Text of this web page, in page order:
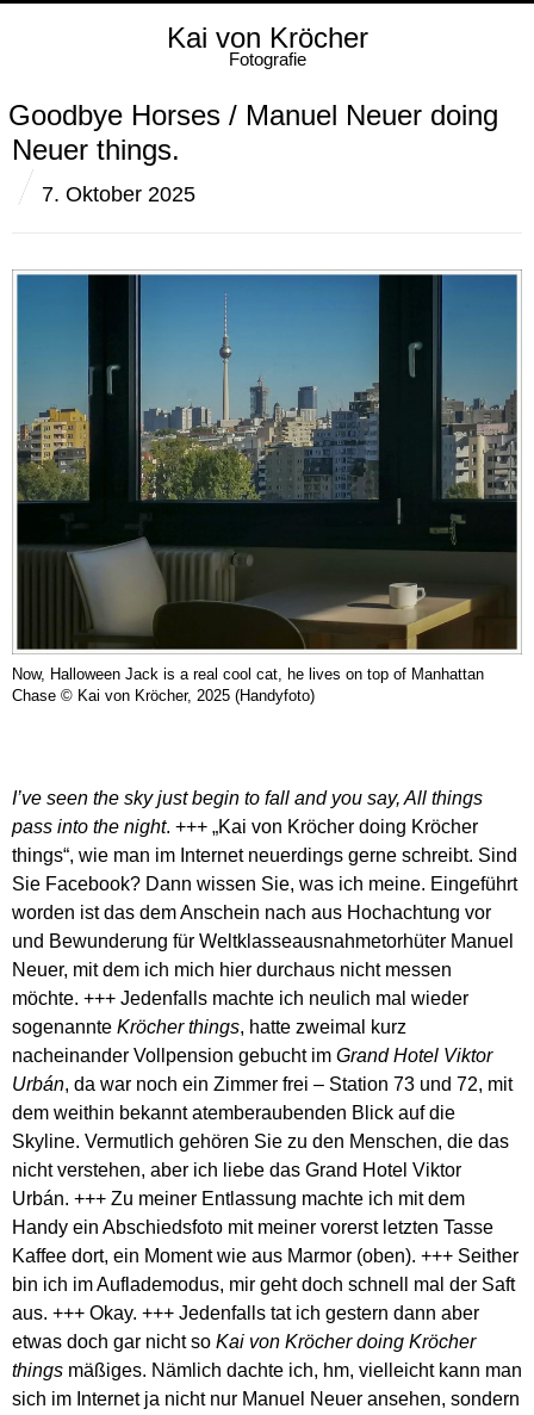
Kai von Kröcher
Fotografie
Goodbye Horses / Manuel Neuer doing
Neuer things.
7. Oktober 2025
Now, Halloween Jack is a real cool cat, he lives on top of Manhattan
Chase © Kai von Kröcher, 2025 (Handyfoto)
I’ve seen the sky just begin to fall and you say, All things
pass into the night. +++ „Kai von Kröcher doing Kröcher
things“, wie man im Internet neuerdings gerne schreibt. Sind
Sie Facebook? Dann wissen Sie, was ich meine. Eingeführt
worden ist das dem Anschein nach aus Hochachtung vor
und Bewunderung für Weltklasseausnahmetorhüter Manuel
Neuer, mit dem ich mich hier durchaus nicht messen
möchte. +++ Jedenfalls machte ich neulich mal wieder
sogenannte Kröcher things, hatte zweimal kurz
nacheinander Vollpension gebucht im Grand Hotel Viktor
Urbán, da war noch ein Zimmer frei – Station 73 und 72, mit
dem weithin bekannt atemberaubenden Blick auf die
Skyline. Vermutlich gehören Sie zu den Menschen, die das
nicht verstehen, aber ich liebe das Grand Hotel Viktor
Urbán. +++ Zu meiner Entlassung machte ich mit dem
Handy ein Abschiedsfoto mit meiner vorerst letzten Tasse
Kaffee dort, ein Moment wie aus Marmor (oben). +++ Seither
bin ich im Auflademodus, mir geht doch schnell mal der Saft
aus. +++ Okay. +++ Jedenfalls tat ich gestern dann aber
etwas doch gar nicht so Kai von Kröcher doing Kröcher
things mäßiges. Nämlich dachte ich, hm, vielleicht kann man
sich im Internet ja nicht nur Manuel Neuer ansehen, sondern